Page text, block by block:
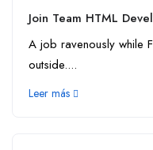
Join Team HTML
A job ravenously while
outside....
Leer más